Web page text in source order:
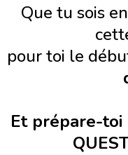
Que tu sois
pour toi le
Et prépare-toi